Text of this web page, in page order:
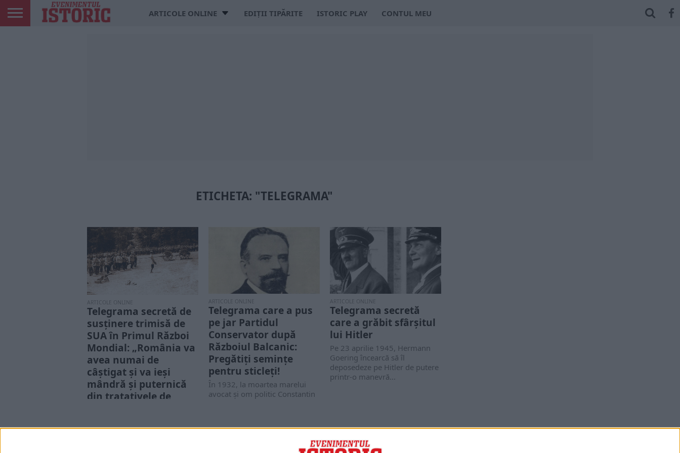
ARTICOLE ONLINE EDIȚII TIPĂRITE ISTORIC PLAY CONTUL MEU
ETICHETA: "TELEGRAMA"
ARTICOLE ONLINE
Telegrama secretă de
susținere trimisă de
SUA în Primul Război
Mondial: „România va
avea numai de
câștigat și va ieși
mândră și puternică
din tratativele de
României în război, Puterile
ARTICOLE ONLINE
Telegrama care a pus
pe jar Partidul
Conservator după
Războiul Balcanic:
Pregătiți semințe
pentru sticleți!
În 1932, la moartea marelui
avocat și om politic Constantin
ARTICOLE ONLINE
Telegrama secretă
care a grăbit sfârșitul
lui Hitler
Pe 23 aprilie 1945, Hermann
Goering încearcă să îl
deposedeze pe Hitler de putere
printr-o manevră...